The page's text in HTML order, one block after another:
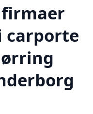
carporte